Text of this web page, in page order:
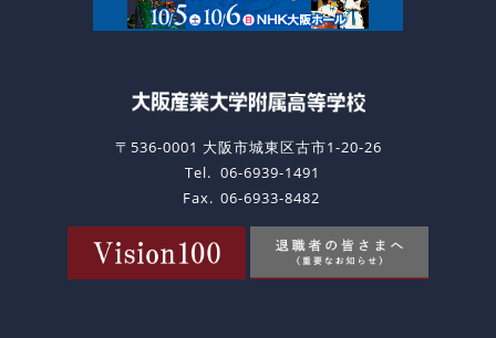
〒536-0001 大阪市城東区古市1-20-26
Tel. 06-6939-1491
Fax. 06-6933-8482